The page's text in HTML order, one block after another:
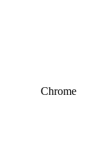
Chrome